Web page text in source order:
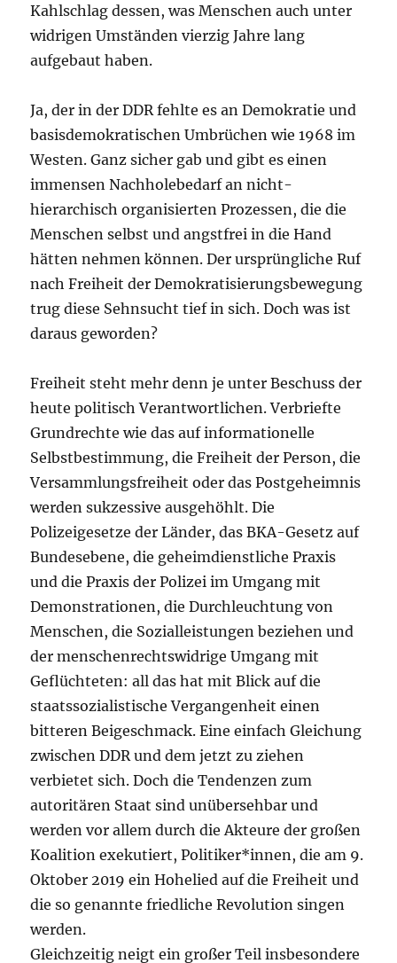
Kahlschlag dessen, was Menschen auch unter
widrigen Umständen vierzig Jahre lang
aufgebaut haben.
Ja, der in der DDR fehlte es an Demokratie und
basisdemokratischen Umbrüchen wie 1968 im
Westen. Ganz sicher gab und gibt es einen
immensen Nachholebedarf an nicht-
hierarchisch organisierten Prozessen, die die
Menschen selbst und angstfrei in die Hand
hätten nehmen können. Der ursprüngliche Ruf
nach Freiheit der Demokratisierungsbewegung
trug diese Sehnsucht tief in sich. Doch was ist
daraus geworden?
Freiheit steht mehr denn je unter Beschuss der
heute politisch Verantwortlichen. Verbriefte
Grundrechte wie das auf informationelle
Selbstbestimmung, die Freiheit der Person, die
Versammlungsfreiheit oder das Postgeheimnis
werden sukzessive ausgehöhlt. Die
Polizeigesetze der Länder, das BKA-Gesetz auf
Bundesebene, die geheimdienstliche Praxis
und die Praxis der Polizei im Umgang mit
Demonstrationen, die Durchleuchtung von
Menschen, die Sozialleistungen beziehen und
der menschenrechtswidrige Umgang mit
Geflüchteten: all das hat mit Blick auf die
staatssozialistische Vergangenheit einen
bitteren Beigeschmack. Eine einfach Gleichung
zwischen DDR und dem jetzt zu ziehen
verbietet sich. Doch die Tendenzen zum
autoritären Staat sind unübersehbar und
werden vor allem durch die Akteure der großen
Koalition exekutiert, Politiker*innen, die am 9.
Oktober 2019 ein Hohelied auf die Freiheit und
die so genannte friedliche Revolution singen
werden.
Gleichzeitig neigt ein großer Teil insbesondere